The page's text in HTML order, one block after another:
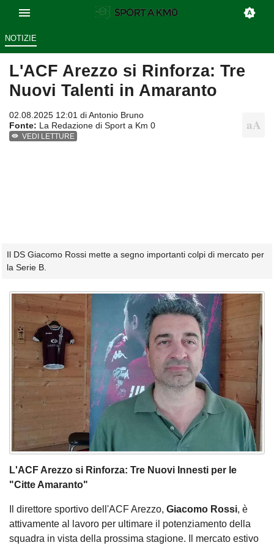
NOTIZIE
L'ACF Arezzo si Rinforza: Tre
Nuovi Talenti in Amaranto
02.08.2025 12:01 diAntonio Bruno
Fonte: La Redazione di Sport a Km 0
VEDI LETTURE
Il DS Giacomo Rossi mette a segno importanti colpi di mercato per
la Serie B.
L'ACF Arezzo si Rinforza: Tre Nuovi Innesti per le
"Citte Amaranto"
Il direttore sportivo dell'ACF Arezzo, Giacomo Rossi, è
attivamente al lavoro per ultimare il potenziamento della
squadra in vista della prossima stagione. Il mercato estivo